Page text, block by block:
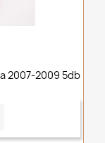
2007-2009 5db